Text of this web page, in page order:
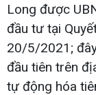
Long được
đầu tư tại
20/5/2021;
đầu tiên trên
tự động hóa